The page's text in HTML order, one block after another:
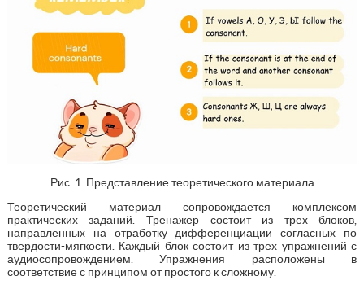
Рис. 1. Представление теоретического материала
Теоретический материал сопровождается комплексом
практических заданий. Тренажер состоит из трех блоков,
направленных на отработку дифференциации согласных по
твердости-мягкости. Каждый блок состоит из трех упражнений с
аудиосопровождением. Упражнения расположены в
соответствие с принципом от простого к сложному.